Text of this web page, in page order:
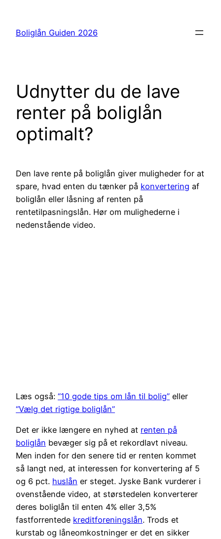
indhold
Boliglån Guiden 2026
Udnytter du de lave
renter på boliglån
optimalt?
Den lave rente på boliglån giver muligheder for at
spare, hvad enten du tænker på konvertering af
boliglån eller låsning af renten på
rentetilpasningslån. Hør om mulighederne i
nedenstående video.
Læs også: “10 gode tips om lån til bolig” eller
“Vælg det rigtige boliglån”
Det er ikke længere en nyhed at renten på
boliglån bevæger sig på et rekordlavt niveau.
Men inden for den senere tid er renten kommet
så langt ned, at interessen for konvertering af 5
og 6 pct. huslån er steget. Jyske Bank vurderer i
ovenstående video, at størstedelen konverterer
deres boliglån til enten 4% eller 3,5%
fastforrentede kreditforeningslån. Trods et
kurstab og låneomkostninger er det en sikker